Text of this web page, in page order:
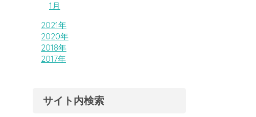
1月
2021年
2020年
2018年
2017年
サイト内検索